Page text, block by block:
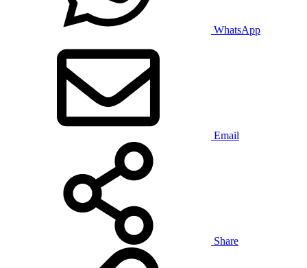
WhatsApp
Email
Share